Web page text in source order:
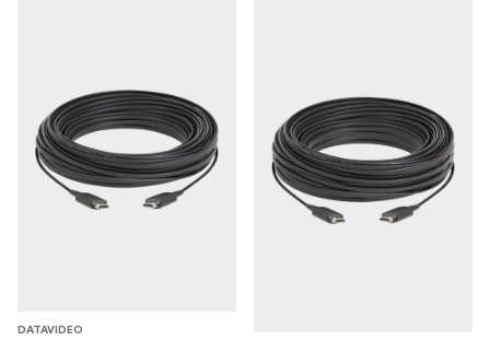
DATAVIDEO